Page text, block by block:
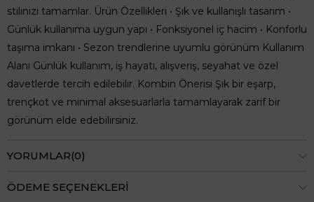
stilinizi tamamlar. Ürün Özellikleri • Şık ve kullanışlı tasarım •
Günlük kullanıma uygun yapı • Fonksiyonel iç hacim • Konforlu
taşıma imkanı • Sezon trendlerine uyumlu görünüm Kullanım
Alanı Günlük kullanım, iş hayatı, alışveriş, seyahat ve özel
davetlerde tercih edilebilir. Kombin Önerisi Şık bir eşarp,
trençkot ve minimal aksesuarlarla tamamlayarak zarif bir
görünüm elde edebilirsiniz.
YORUMLAR(0)
ÖDEME SEÇENEKLERI